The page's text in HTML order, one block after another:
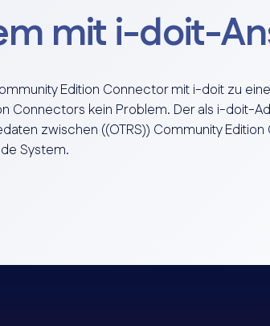
mit i-doit-
Edition Connector mit i-doit zu
Connectors kein Problem. Der als i-doit-
zwischen ((OTRS)) Community
System.